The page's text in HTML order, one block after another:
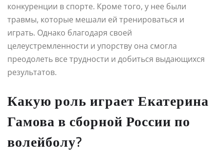
конкуренции в спорте. Кроме того, у нее были
травмы, которые мешали ей тренироваться и
играть. Однако благодаря своей
целеустремленности и упорству она смогла
преодолеть все трудности и добиться выдающихся
результатов.
Какую роль играет Екатерина
Гамова в сборной России по
волейболу?